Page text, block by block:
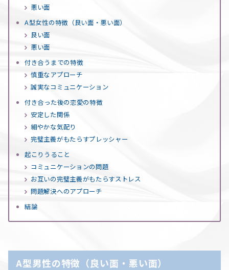
悪い面
A型女性の特徴（良い面・悪い面）
良い面
悪い面
付き合うまでの特徴
慎重なアプローチ
誠実なコミュニケーション
付き合った後の恋愛の特徴
安定した関係
細やかな気配り
完璧主義がもたらすプレッシャー
起こりうること
コミュニケーションの問題
お互いの完璧主義がもたらすストレス
問題解決へのアプローチ
結論
A型男性の特徴（良い面・悪い面）